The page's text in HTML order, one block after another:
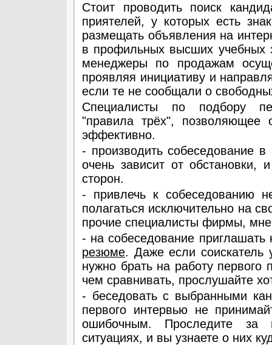
Стоит проводить поиск
приятелей, у которых есть
размещать объявления на
в профильных высших учебных
менеджеры по продажам
проявляя инициативу и
если те не сообщали о
Специалисты по подбору
"правила трёх", позволяющее
эффективно.
- производить собеседование
очень зависит от обстановки,
сторон.
- привлечь к собеседованию
полагаться исключительно на
прочие специалисты фирмы,
- на собеседование
резюме. Даже если соискатель
нужно брать на работу первого
чем сравнивать, прослушайте
- беседовать с выбранными
первого интервью не
ошибочным. Проследите за
ситуациях, и вы узнаете о них